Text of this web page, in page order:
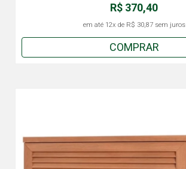
R$ 370,40
em até 12x de R$ 30,87sem juros
COMPRAR